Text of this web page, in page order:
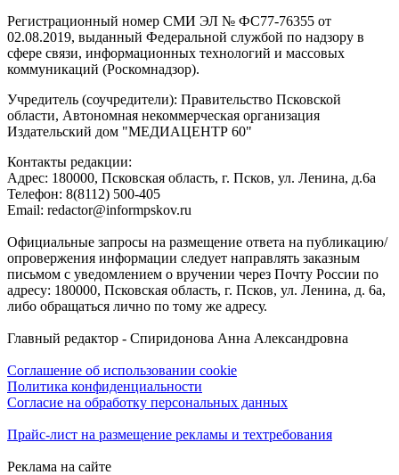
Регистрационный номер СМИ ЭЛ № ФС77-76355 от
02.08.2019, выданный Федеральной службой по надзору в
сфере связи, информационных технологий и массовых
коммуникаций (Роскомнадзор).
Учредитель (соучредители): Правительство Псковской
области, Автономная некоммерческая организация
Издательский дом "МЕДИАЦЕНТР 60"
Контакты редакции:
Адреc: 180000, Псковская область, г. Псков, ул. Ленина, д.6а
Телефон: 8(8112) 500-405
Email: redactor@informpskov.ru
Официальные запросы на размещение ответа на публикацию/
опровержения информации следует направлять заказным
письмом с уведомлением о вручении через Почту России по
адресу: 180000, Псковская область, г. Псков, ул. Ленина, д. 6а,
либо обращаться лично по тому же адресу.
Главный редактор - Спиридонова Анна Александровна
Соглашение об использовании cookie
Политика конфиденциальности
Согласие на обработку персональных данных
Прайс-лист на размещение рекламы и техтребования
Реклама на сайте